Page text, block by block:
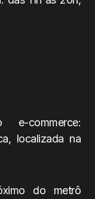
commerce:
localizada na
do metrô